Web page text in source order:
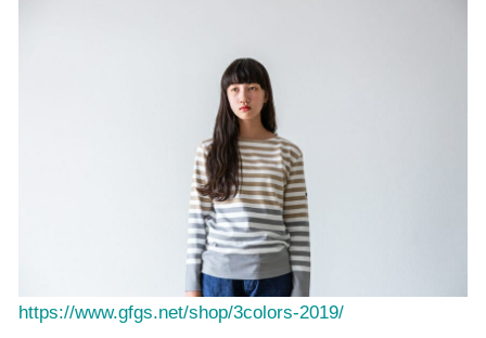
https://www.gfgs.net/shop/3colors-2019/